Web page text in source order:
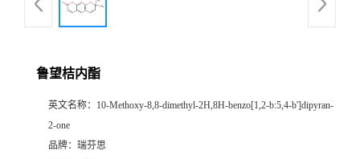
鲁望桔内酯
英文名称： 10-Methoxy-8,8-dimethyl-2H,8H-benzo[1,2-b:5,4-b']dipyran-
2-one
品牌： 瑞芬思